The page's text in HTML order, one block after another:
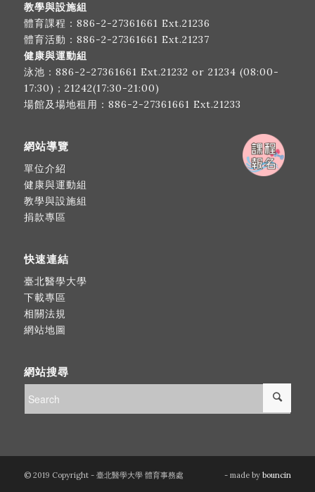
教學與設施組
體育課程： 886-2-27361661 Ext.21236
體育活動： 886-2-27361661 Ext.21237
健康與運動組
泳池： 886-2-27361661 Ext.21232 or 21234 (08:00-
17:30)；21242(17:30-21:00)
場館及場地租用： 886-2-27361661 Ext.21233
網站導覽
單位介紹
健康與運動組
教學與設施組
捐款專區
快速連結
臺北醫學大學
下載專區
相關法規
網站地圖
網站搜尋
© 2019 Copyright - 臺北醫學大學 體育事務處 - made bybouncin